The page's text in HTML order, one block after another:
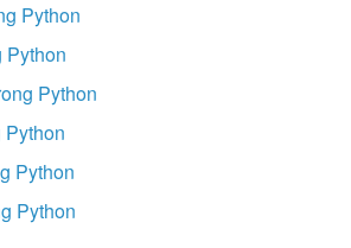
Python
Python
Python
Python
Python
Python